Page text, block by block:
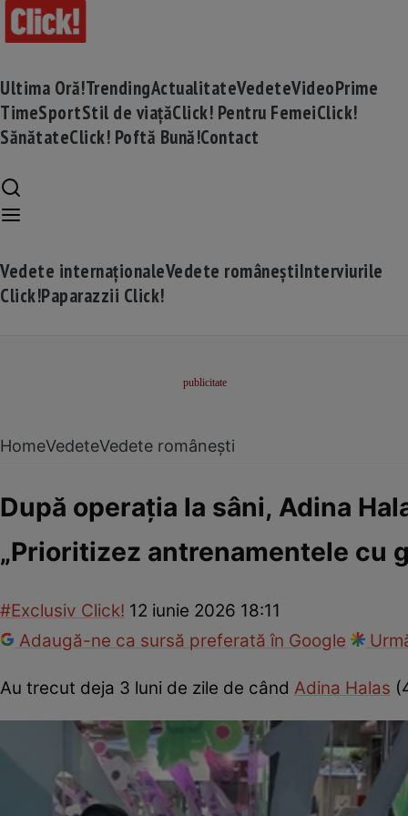
Ultima Oră!TrendingActualitateVedeteVideoPrime
TimeSportStil de viațăClick! Pentru FemeiClick!
SănătateClick! Poftă Bună!Contact
Vedete internaționaleVedete româneștiInterviurile
Click!Paparazzii Click!
HomeVedeteVedete românești
După operația la sâni, Adina
„Prioritizez antrenamentele cu
#Exclusiv Click! 12 iunie 2026 18:11
Adaugă-ne ca sursă preferată în Google
Au trecut deja 3 luni de zile de când Adina Halas